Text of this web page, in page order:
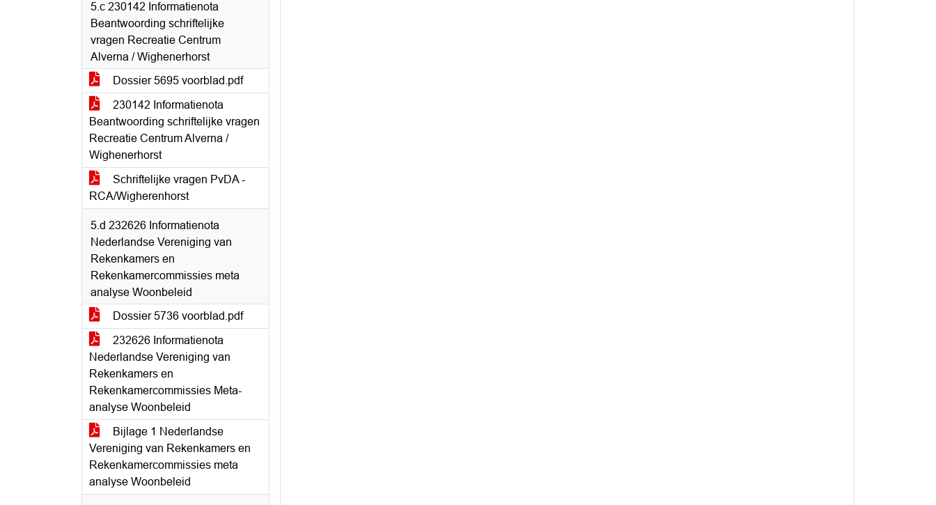
5.c 230142 Informatienota
Beantwoording schriftelijke
vragen Recreatie Centrum
Alverna / Wighenerhorst
Dossier 5695 voorblad.pdf
230142 Informatienota
Beantwoording schriftelijke vragen
Recreatie Centrum Alverna /
Wighenerhorst
Schriftelijke vragen PvDA -
RCA/Wigherenhorst
5.d 232626 Informatienota
Nederlandse Vereniging van
Rekenkamers en
Rekenkamercommissies meta
analyse Woonbeleid
Dossier 5736 voorblad.pdf
232626 Informatienota
Nederlandse Vereniging van
Rekenkamers en
Rekenkamercommissies Meta-
analyse Woonbeleid
Bijlage 1 Nederlandse
Vereniging van Rekenkamers en
Rekenkamercommissies meta
analyse Woonbeleid